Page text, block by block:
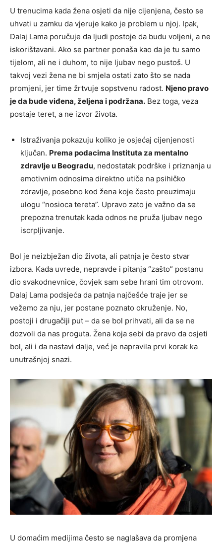
U trenucima kada žena osjeti da nije cijenjena, često se
uhvati u zamku da vjeruje kako je problem u njoj. Ipak,
Dalaj Lama poručuje da ljudi postoje da budu voljeni, a ne
iskorištavani. Ako se partner ponaša kao da je tu samo
tijelom, ali ne i duhom, to nije ljubav nego pustoš. U
takvoj vezi žena ne bi smjela ostati zato što se nada
promjeni, jer time žrtvuje sopstvenu radost. Njeno pravo
je da bude viđena, željena i podržana. Bez toga, veza
postaje teret, a ne izvor života.
Istraživanja pokazuju koliko je osjećaj cijenjenosti
ključan. Prema podacima Instituta za mentalno
zdravlje u Beogradu, nedostatak podrške i priznanja u
emotivnim odnosima direktno utiče na psihičko
zdravlje, posebno kod žena koje često preuzimaju
ulogu “nosioca tereta”. Upravo zato je važno da se
prepozna trenutak kada odnos ne pruža ljubav nego
iscrpljivanje.
Bol je neizbježan dio života, ali patnja je često stvar
izbora. Kada uvrede, nepravde i pitanja “zašto” postanu
dio svakodnevnice, čovjek sam sebe hrani tim otrovom.
Dalaj Lama podsjeća da patnja najčešće traje jer se
vežemo za nju, jer postane poznato okruženje. No,
postoji i drugačiji put – da se bol prihvati, ali da se ne
dozvoli da nas proguta. Žena koja sebi da pravo da osjeti
bol, ali i da nastavi dalje, već je napravila prvi korak ka
unutrašnjoj snazi.
U domaćim medijima često se naglašava da promjena